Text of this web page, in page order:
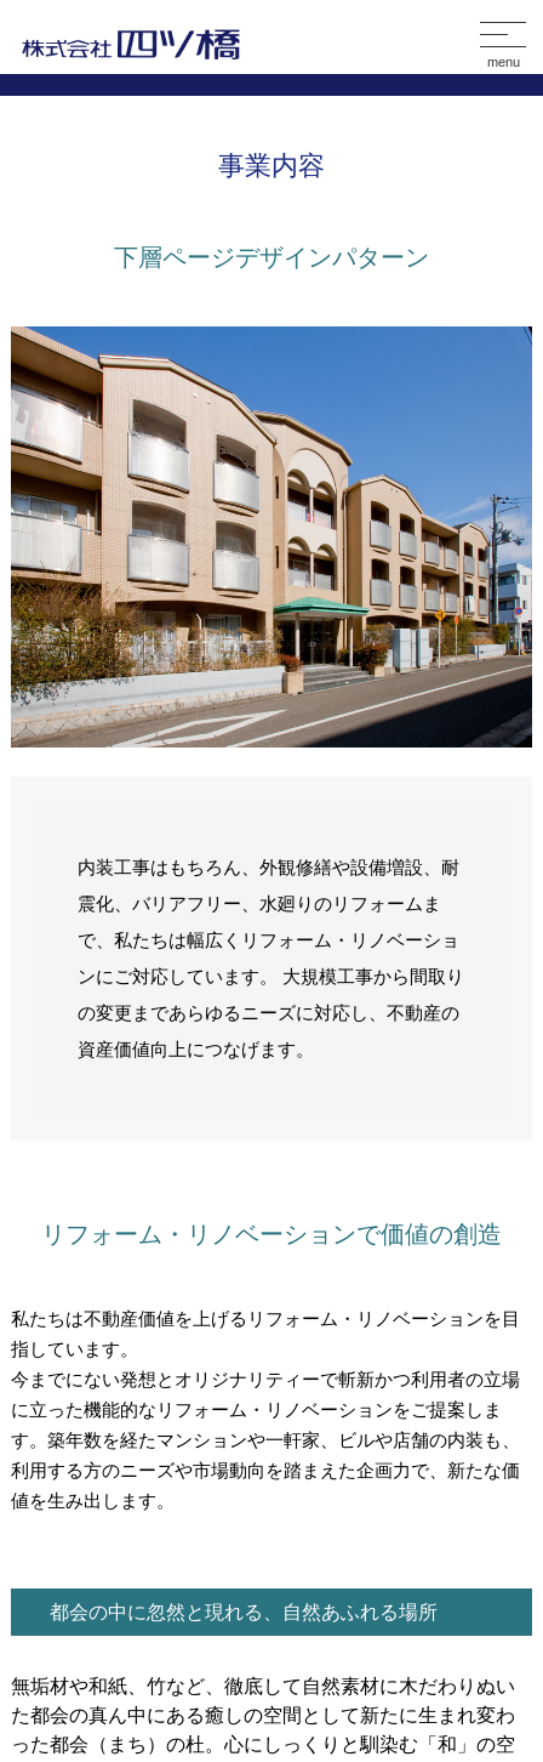
menu
事業内容
下層ページデザインパターン
内装工事はもちろん、外観修繕や設備増設、耐
震化、バリアフリー、水廻りのリフォームま
で、私たちは幅広くリフォーム・リノベーショ
ンにご対応しています。 大規模工事から間取り
の変更まであらゆるニーズに対応し、不動産の
資産価値向上につなげます。
リフォーム・リノベーションで価値の創造
私たちは不動産価値を上げるリフォーム・リノベーションを目
指しています。
今までにない発想とオリジナリティーで斬新かつ利用者の立場
に立った機能的なリフォーム・リノベーションをご提案しま
す。築年数を経たマンションや一軒家、ビルや店舗の内装も、
利用する方のニーズや市場動向を踏まえた企画力で、新たな価
値を生み出します。
都会の中に忽然と現れる、自然あふれる場所
無垢材や和紙、竹など、徹底して自然素材に木だわりぬい
た都会の真ん中にある癒しの空間として新たに生まれ変わ
った都会（まち）の杜。心にしっくりと馴染む「和」の空